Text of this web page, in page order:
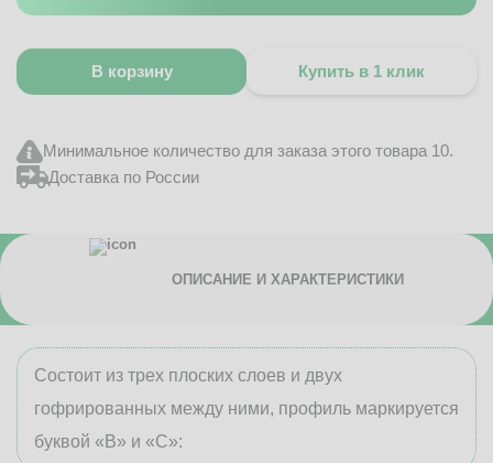
В корзину Купить в 1 клик
Минимальное количество для заказа этого товара 10.
Доставка по России
ОПИСАНИЕ И ХАРАКТЕРИСТИКИ
Состоит из трех плоских слоев и двух
гофрированных между ними, профиль маркируется
буквой «В» и «С»: